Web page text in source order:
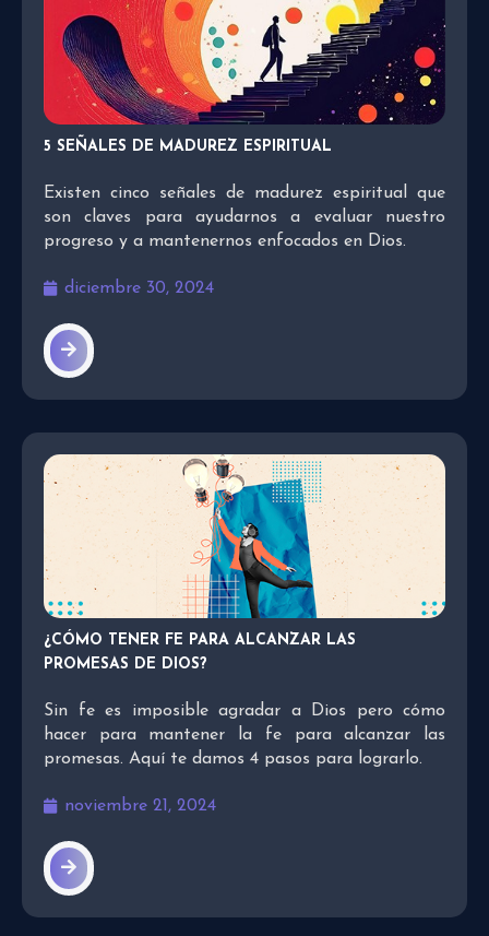
5 SEÑALES DE MADUREZ ESPIRITUAL
Existen cinco señales de madurez espiritual que
son claves para ayudarnos a evaluar nuestro
progreso y a mantenernos enfocados en Dios.
diciembre 30, 2024
¿CÓMO TENER FE PARA ALCANZAR LAS
PROMESAS DE DIOS?
Sin fe es imposible agradar a Dios pero cómo
hacer para mantener la fe para alcanzar las
promesas. Aquí te damos 4 pasos para lograrlo.
noviembre 21, 2024